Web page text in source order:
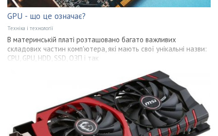
GPU - що це означає?
Техніка і технології
В материнській платі розташовано багато важливих
складових частин комп'ютера, які мають свої унікальні назви:
CPU, GPU, HDD, SSD, ОЗП і так